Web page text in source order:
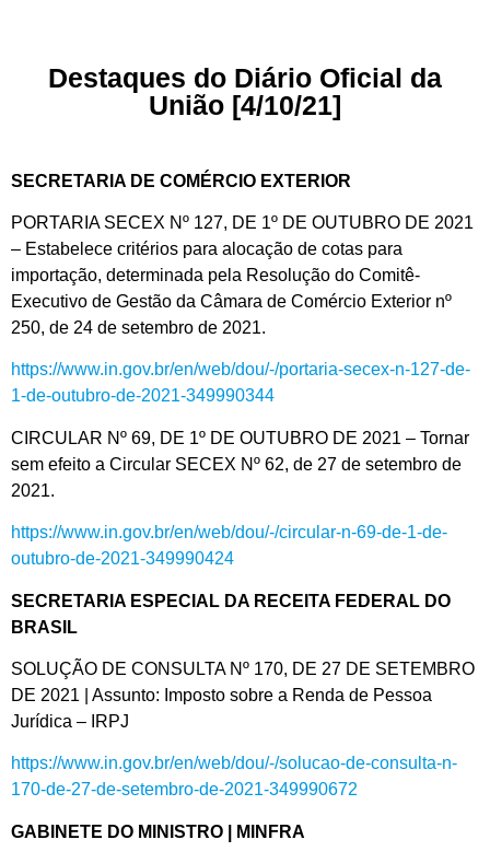
Destaques do Diário Oficial da
União [4/10/21]
SECRETARIA DE COMÉRCIO EXTERIOR
PORTARIA SECEX Nº 127, DE 1º DE OUTUBRO DE 2021
– Estabelece critérios para alocação de cotas para
importação, determinada pela Resolução do Comitê-
Executivo de Gestão da Câmara de Comércio Exterior nº
250, de 24 de setembro de 2021.
https://www.in.gov.br/en/web/dou/-/portaria-secex-n-127-de-
1-de-outubro-de-2021-349990344
CIRCULAR Nº 69, DE 1º DE OUTUBRO DE 2021 – Tornar
sem efeito a Circular SECEX Nº 62, de 27 de setembro de
2021.
https://www.in.gov.br/en/web/dou/-/circular-n-69-de-1-de-
outubro-de-2021-349990424
SECRETARIA ESPECIAL DA RECEITA FEDERAL DO
BRASIL
SOLUÇÃO DE CONSULTA Nº 170, DE 27 DE SETEMBRO
DE 2021 | Assunto: Imposto sobre a Renda de Pessoa
Jurídica – IRPJ
https://www.in.gov.br/en/web/dou/-/solucao-de-consulta-n-
170-de-27-de-setembro-de-2021-349990672
GABINETE DO MINISTRO | MINFRA